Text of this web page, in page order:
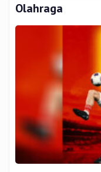
Olahraga